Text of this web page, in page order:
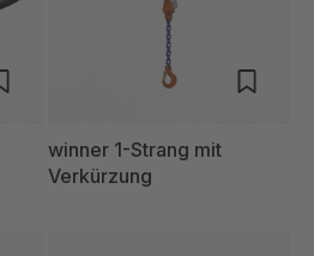
winner 1-Strang mit
Verkürzung